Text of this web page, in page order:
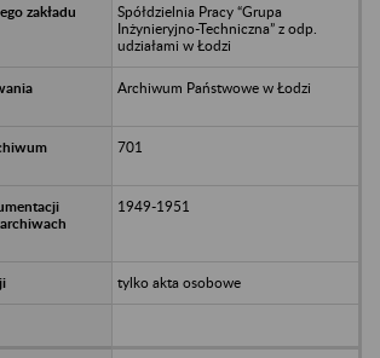
Spółdzielnia Pracy “Grupa
Inżynieryjno-Techniczna” z odp.
udziałami w Łodzi
Archiwum Państwowe w Łodzi
701
1949-1951
tylko akta osobowe